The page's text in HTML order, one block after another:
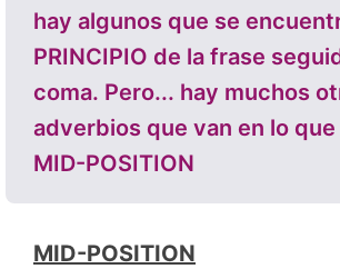
hay algunos que se
PRINCIPIO de la frase
coma. Pero... hay muchos
adverbios que van en lo que
MID-POSITION
MID-POSITION